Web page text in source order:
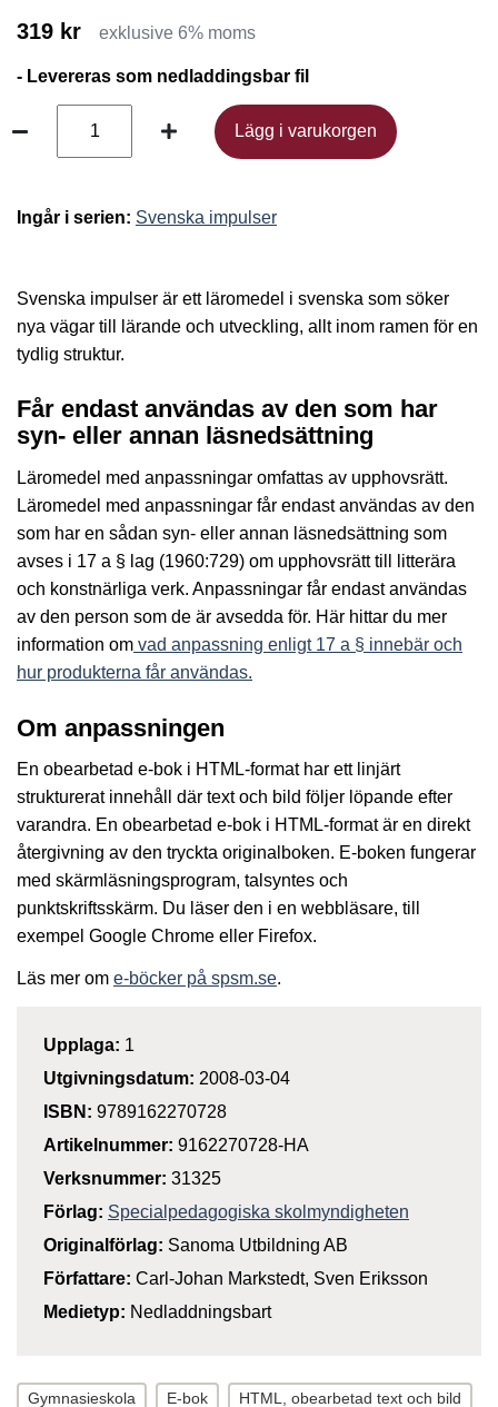
319 kr exklusive 6% moms
- Levereras som nedladdingsbar fil
Lägg i varukorgen
Lägg i varukorgen
Ingår i serien: Svenska impulser
Svenska impulser är ett läromedel i svenska som söker
nya vägar till lärande och utveckling, allt inom ramen för en
tydlig struktur.
Får endast användas av den som har
syn- eller annan läsnedsättning
Läromedel med anpassningar omfattas av upphovsrätt.
Läromedel med anpassningar får endast användas av den
som har en sådan syn- eller annan läsnedsättning som
avses i 17 a § lag (1960:729) om upphovsrätt till litterära
och konstnärliga verk. Anpassningar får endast användas
av den person som de är avsedda för. Här hittar du mer
information om vad anpassning enligt 17 a § innebär och
hur produkterna får användas.
Om anpassningen
En obearbetad e-bok i HTML-format har ett linjärt
strukturerat innehåll där text och bild följer löpande efter
varandra. En obearbetad e-bok i HTML-format är en direkt
återgivning av den tryckta originalboken. E-boken fungerar
med skärmläsningsprogram, talsyntes och
punktskriftsskärm. Du läser den i en webbläsare, till
exempel Google Chrome eller Firefox.
Läs mer om e-böcker på spsm.se.
Upplaga: 1
Utgivningsdatum: 2008-03-04
ISBN: 9789162270728
Artikelnummer: 9162270728-HA
Verksnummer: 31325
Förlag: Specialpedagogiska skolmyndigheten
Originalförlag: Sanoma Utbildning AB
Författare: Carl-Johan Markstedt, Sven Eriksson
Medietyp: Nedladdningsbart
Gymnasieskola E-bok HTML, obearbetad text och bild